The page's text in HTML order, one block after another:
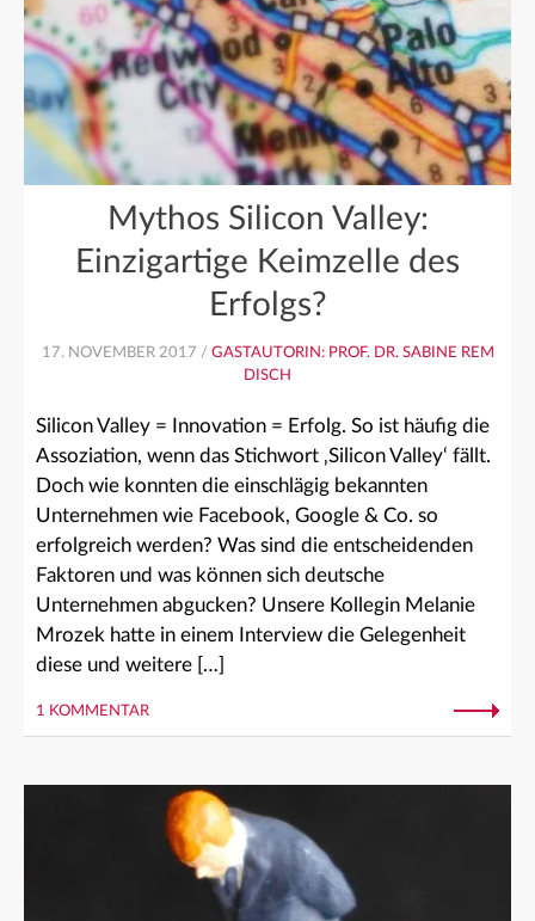
Mythos Silicon Valley:
Einzigartige Keimzelle des
Erfolgs?
17. NOVEMBER 2017 / GASTAUTORIN: PROF. DR. SABINE REM
DISCH
Silicon Valley = Innovation = Erfolg. So ist häufig die
Assoziation, wenn das Stichwort ‚Silicon Valley‘ fällt.
Doch wie konnten die einschlägig bekannten
Unternehmen wie Facebook, Google & Co. so
erfolgreich werden? Was sind die entscheidenden
Faktoren und was können sich deutsche
Unternehmen abgucken? Unsere Kollegin Melanie
Mrozek hatte in einem Interview die Gelegenheit
diese und weitere […]
1 KOMMENTAR